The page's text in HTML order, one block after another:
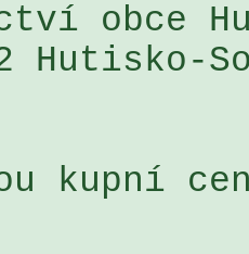
obce
Hutisko-
kupní